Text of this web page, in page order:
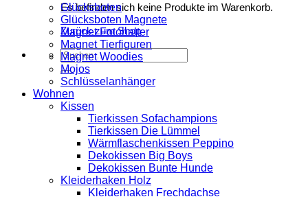
Es befinden sich keine Produkte im Warenkorb.
Zurück zum Shop
Suchen
nach:
Glücksboten
Glücksboten Magnete
Magnet Fotohalter
Magnet Tierfiguren
Magnet Woodies
Mojos
Schlüsselanhänger
Wohnen
Kissen
Tierkissen Sofachampions
Tierkissen Die Lümmel
Wärmflaschenkissen Peppino
Dekokissen Big Boys
Dekokissen Bunte Hunde
Kleiderhaken Holz
Kleiderhaken Frechdachse